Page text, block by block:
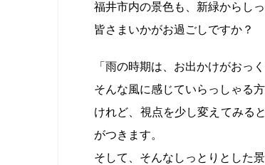
福井市内の景色も、新緑からし
皆さまいかがお過ごしですか？
「雨の時期は、お出かけがおっ
そんな風に感じていらっしゃる
けれど、視点を少し変えてみる
がつきます。
そして、そんなしっとりとした